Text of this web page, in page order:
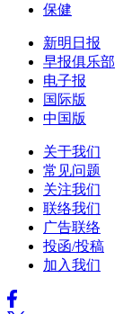
保健
新明日报
早报俱乐部
电子报
国际版
中国版
关于我们
常见问题
关注我们
联络我们
广告联络
投函/投稿
加入我们